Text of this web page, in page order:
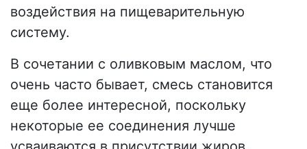
воздействия на пищеварительную
систему.
В сочетании с оливковым маслом, что
очень часто бывает, смесь становится
еще более интересной, поскольку
некоторые ее соединения лучше